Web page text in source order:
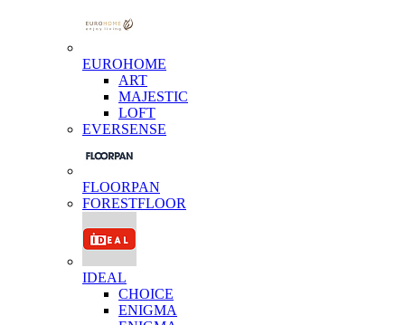
EUROHOME
ART
MAJESTIC
LOFT
EVERSENSE
FLOORPAN
FORESTFLOOR
IDEAL
CHOICE
ENIGMA